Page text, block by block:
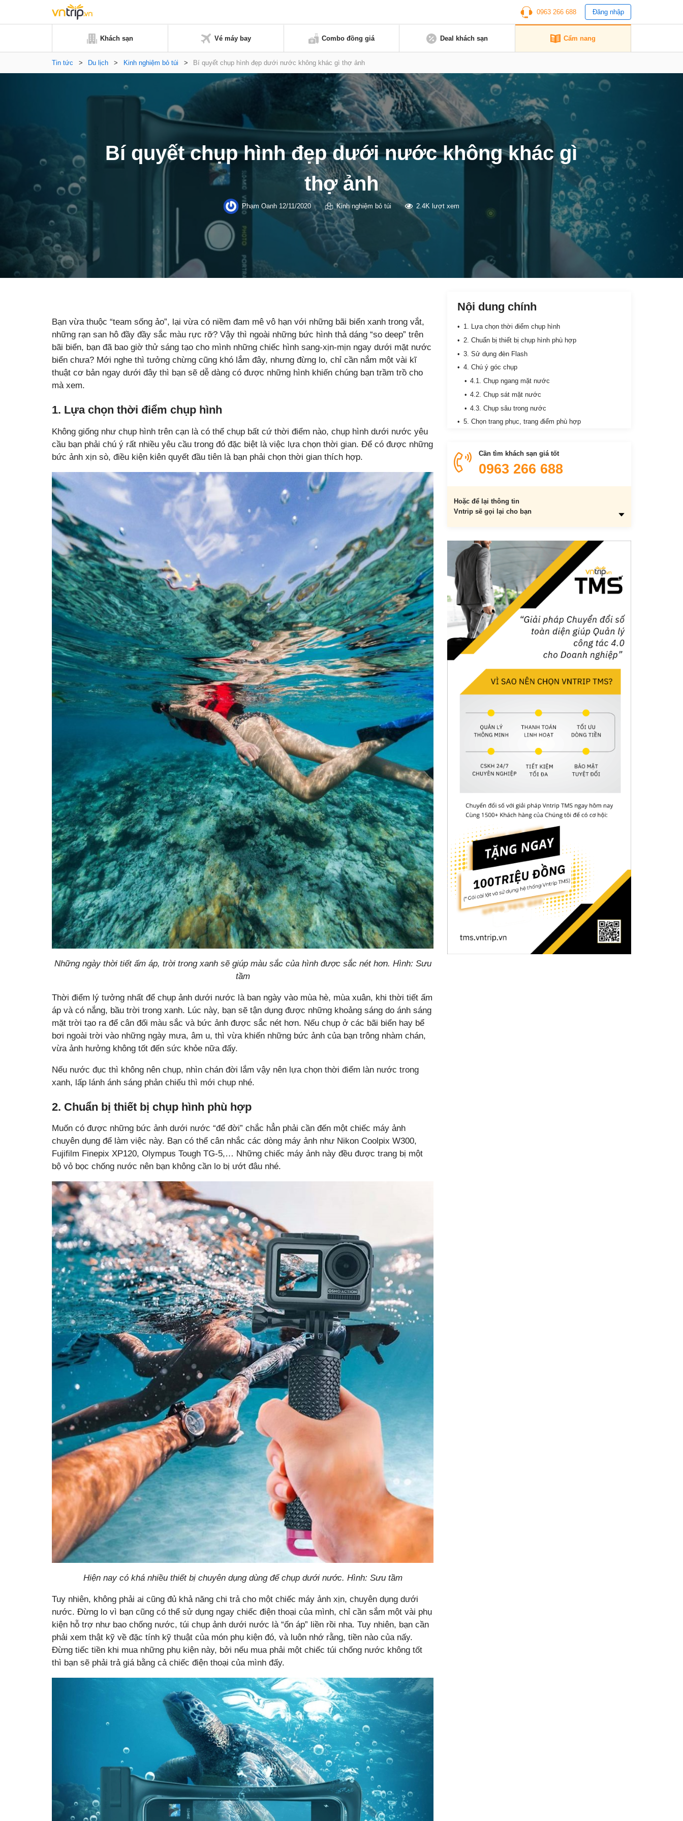
0963 266 688 Đăng nhập
Khách sạn Vé máy bay Combo đồng giá Deal khách sạn Cẩm nang
Tin tức > Du lịch > Kinh nghiệm bỏ túi > Bí quyết chụp hình đẹp dưới nước không khác gì thợ ảnh
Bí quyết chụp hình đẹp dưới nước không khác gì
thợ ảnh
Phạm Oanh 12/11/2020 Kinh nghiệm bỏ túi 2.4K lượt xem
Bạn vừa thuộc “team sống ảo”, lại vừa có niềm đam mê vô hạn với những bãi biển xanh trong vắt,
những rạn san hô đầy đầy sắc màu rực rỡ? Vậy thì ngoài những bức hình thả dáng “so deep” trên
bãi biển, bạn đã bao giờ thử sáng tạo cho mình những chiếc hình sang-xịn-mịn ngay dưới mặt nước
biển chưa? Mới nghe thì tưởng chừng cũng khó lắm đây, nhưng đừng lo, chỉ cần nắm một vài kĩ
thuật cơ bản ngay dưới đây thì bạn sẽ dễ dàng có được những hình khiến chúng bạn trầm trồ cho
mà xem.
1. Lựa chọn thời điểm chụp hình
Không giống như chụp hình trên cạn là có thể chụp bất cứ thời điểm nào, chụp hình dưới nước yêu
cầu bạn phải chú ý rất nhiều yêu cầu trong đó đặc biệt là việc lựa chọn thời gian. Để có được những
bức ảnh xịn sò, điều kiện kiên quyết đầu tiên là bạn phải chọn thời gian thích hợp.
Những ngày thời tiết ấm áp, trời trong xanh sẽ giúp màu sắc của hình được sắc nét hơn. Hình: Sưu
tầm
Thời điểm lý tưởng nhất để chụp ảnh dưới nước là ban ngày vào mùa hè, mùa xuân, khi thời tiết ấm
áp và có nắng, bầu trời trong xanh. Lúc này, bạn sẽ tận dụng được những khoảng sáng do ánh sáng
mặt trời tạo ra để cân đối màu sắc và bức ảnh được sắc nét hơn. Nếu chụp ở các bãi biển hay bể
bơi ngoài trời vào những ngày mưa, âm u, thì vừa khiến những bức ảnh của bạn trông nhàm chán,
vừa ảnh hưởng không tốt đến sức khỏe nữa đấy.
Nếu nước đục thì không nên chụp, nhìn chán đời lắm vậy nên lựa chọn thời điểm làn nước trong
xanh, lấp lánh ánh sáng phản chiếu thì mới chụp nhé.
2. Chuẩn bị thiết bị chụp hình phù hợp
Muốn có được những bức ảnh dưới nước “để đời” chắc hẳn phải cần đến một chiếc máy ảnh
chuyên dụng để làm việc này. Bạn có thể cân nhắc các dòng máy ảnh như Nikon Coolpix W300,
Fujifilm Finepix XP120, Olympus Tough TG-5,… Những chiếc máy ảnh này đều được trang bị một
bộ vỏ bọc chống nước nên bạn không cần lo bị ướt đâu nhé.
Hiện nay có khá nhiều thiết bị chuyên dụng dùng để chụp dưới nước. Hình: Sưu tầm
Tuy nhiên, không phải ai cũng đủ khả năng chi trả cho một chiếc máy ảnh xịn, chuyên dụng dưới
nước. Đừng lo vì bạn cũng có thể sử dụng ngay chiếc điện thoại của mình, chỉ cần sắm một vài phụ
kiện hỗ trợ như bao chống nước, túi chụp ảnh dưới nước là “ổn áp” liền rồi nha. Tuy nhiên, bạn cần
phải xem thật kỹ về đặc tính kỹ thuật của món phụ kiện đó, và luôn nhớ rằng, tiền nào của nấy.
Đừng tiếc tiền khi mua những phụ kiện này, bởi nếu mua phải một chiếc túi chống nước không tốt
thì bạn sẽ phải trả giá bằng cả chiếc điện thoại của mình đấy.
Nội dung chính
1. Lựa chọn thời điểm chụp hình
2. Chuẩn bị thiết bị chụp hình phù hợp
3. Sử dụng đèn Flash
4. Chú ý góc chụp
4.1. Chụp ngang mặt nước
4.2. Chụp sát mặt nước
4.3. Chụp sâu trong nước
5. Chọn trang phục, trang điểm phù hợp
7. Chuẩn bị kiến thức hậu kì
Cần tìm khách sạn giá tốt
0963 266 688
Hoặc để lại thông tin
Vntrip sẽ gọi lại cho bạn